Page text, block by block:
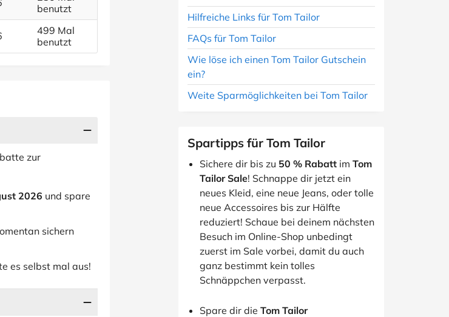
benutzt
499 Mal
benutzt
Hilfreiche Links für Tom Tailor
FAQs für Tom Tailor
Wie löse ich einen Tom Tailor Gutschein
ein?
Weite Sparmöglichkeiten bei Tom Tailor
Spartipps für Tom Tailor
Sichere dir bis zu 50 % Rabatt im Tom
Tailor Sale! Schnappe dir jetzt ein
neues Kleid, eine neue Jeans, oder tolle
neue Accessoires bis zur Hälfte
reduziert! Schaue bei deinem nächsten
Besuch im Online-Shop unbedingt
zuerst im Sale vorbei, damit du auch
ganz bestimmt kein tolles
Schnäppchen verpasst.
Spare dir die Tom Tailor
zur
2026 und spare
sichern
es selbst mal aus!